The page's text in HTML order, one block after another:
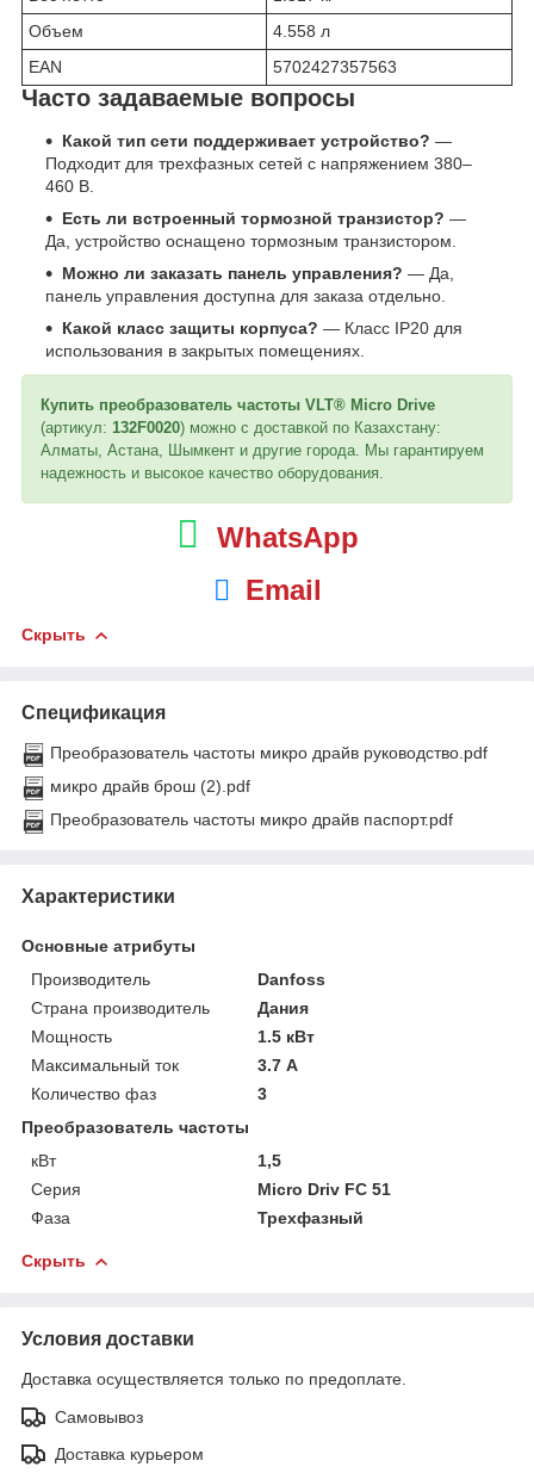
Объем
4.558 л
EAN
5702427357563
Часто задаваемые вопросы
Какой тип сети поддерживает устройство? —
Подходит для трехфазных сетей с напряжением 380–
460 В.
Есть ли встроенный тормозной транзистор? —
Да, устройство оснащено тормозным транзистором.
Можно ли заказать панель управления? — Да,
панель управления доступна для заказа отдельно.
Какой класс защиты корпуса? — Класс IP20 для
использования в закрытых помещениях.
Купить преобразователь частоты VLT® Micro Drive
(артикул: 132F0020) можно с доставкой по Казахстану:
Алматы, Астана, Шымкент и другие города. Мы гарантируем
надежность и высокое качество оборудования.
WhatsApp
Email
Скрыть
Спецификация
Преобразователь частоты микро драйв руководство.pdf
микро драйв брош (2).pdf
Преобразователь частоты микро драйв паспорт.pdf
Характеристики
Основные атрибуты
Производитель
Danfoss
Страна производитель
Дания
Мощность
1.5 кВт
Максимальный ток
3.7 А
Количество фаз
3
Преобразователь частоты
кВт
1,5
Серия
Micro Driv FC 51
Фаза
Трехфазный
Скрыть
Условия доставки
Доставка осуществляется только по предоплате.
Самовывоз
Доставка курьером